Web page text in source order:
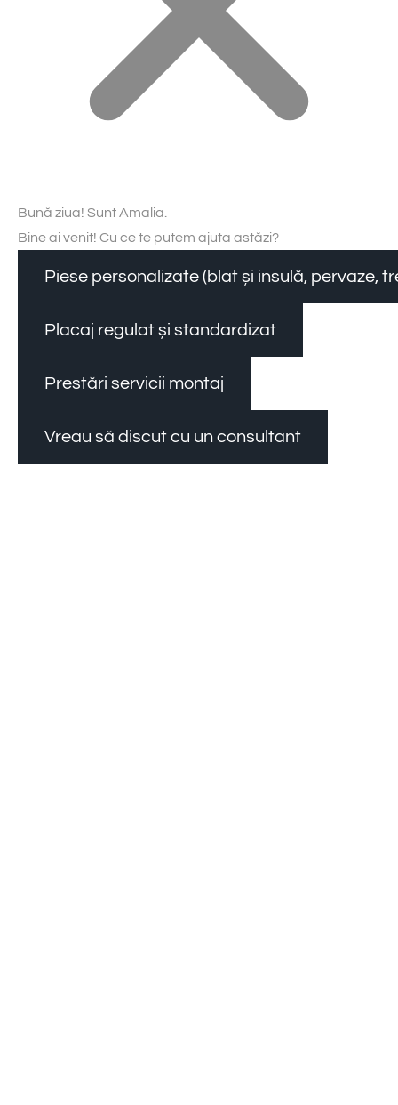
Bună ziua! Sunt Amalia.
Bine ai venit! Cu ce te putem ajuta astăzi?
Piese personalizate (blat și insulă, pervaze,
Placaj regulat și standardizat
Prestări servicii montaj
Vreau să discut cu un consultant